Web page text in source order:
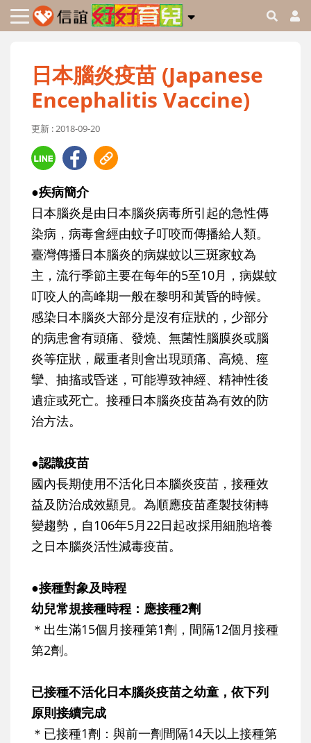
日本腦炎疫苗 (Japanese
Encephalitis Vaccine)
更新 : 2018-09-20
●疾病簡介
日本腦炎是由日本腦炎病毒所引起的急性傳
染病，病毒會經由蚊子叮咬而傳播給人類。
臺灣傳播日本腦炎的病媒蚊以三斑家蚊為
主，流行季節主要在每年的5至10月，病媒蚊
叮咬人的高峰期一般在黎明和黃昏的時候。
感染日本腦炎大部分是沒有症狀的，少部分
的病患會有頭痛、發燒、無菌性腦膜炎或腦
炎等症狀，嚴重者則會出現頭痛、高燒、痙
攣、抽搐或昏迷，可能導致神經、精神性後
遺症或死亡。接種日本腦炎疫苗為有效的防
治方法。
●認識疫苗
國內長期使用不活化日本腦炎疫苗，接種效
益及防治成效顯見。為順應疫苗產製技術轉
變趨勢，自106年5月22日起改採用細胞培養
之日本腦炎活性減毒疫苗。
●接種對象及時程
幼兒常規接種時程：應接種2劑
＊出生滿15個月接種第1劑，間隔12個月接種
第2劑。
已接種不活化日本腦炎疫苗之幼童，依下列
原則接續完成
＊已接種1劑：與前一劑間隔14天以上接種第